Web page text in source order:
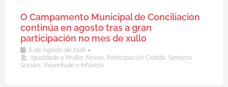
O Campamento Municipal de Conciliación
continúa en agosto tras a gran
participación no mes de xullo
6 de Agosto de 2026 •
Igualdade e Muller, Novas, Participación Cidadá, Servizos
Sociais, Xuventude e Infancia